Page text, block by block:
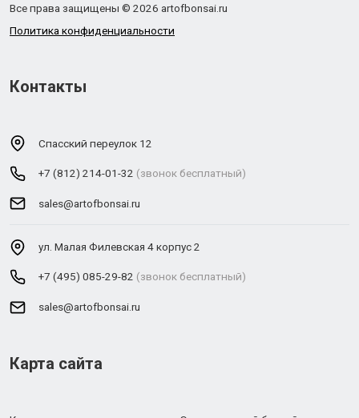
Все права защищены © 2026 artofbonsai.ru
Политика конфиденциальности
Контакты
Спасский переулок 12
+7 (812) 214-01-32 (звонок бесплатный)
sales@artofbonsai.ru
ул. Малая Филевская 4 корпус 2
+7 (495) 085-29-82 (звонок бесплатный)
sales@artofbonsai.ru
Карта сайта